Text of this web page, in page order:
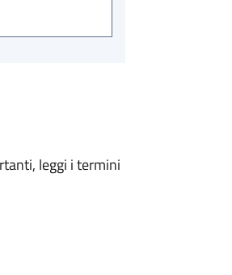
leggi i termini